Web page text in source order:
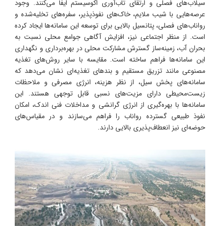
سیلاب‌های فصلی و ارتقای تاب‌آوری اکوسیستم ایفا می‌کنند. وجود
عرصه‌هایی با شیب ملایم، خاک‌های نفوذپذیر، سفره‌های تخلیه‌شده و
رواناب‌های فصلی، پتانسیل بالایی برای توسعه این سامانه‌ها ایجاد کرده
است. از منظر اجتماعی نیز، افزایش آگاهی جوامع محلی نسبت به
بحران آب، زمینه‌ساز گسترش مشارکت محلی در بهره‌برداری و نگهداری
این سامانه‌ها فراهم ساخته است. مقایسه با سایر روش‌های تغذیه
مصنوعی مانند تزریق مستقیم و بندهای تغذیه‌ای نشان می‌دهد که
سامانه‌های پخش سیل، از نظر هزینه، انرژی مصرفی و ملاحظات
زیست‌محیطی دارای مزیت‌های نسبی قابل توجهی هستند. این
سامانه‌ها با بهره‌گیری از انرژی گرانشی و مداخلات فنی اندک، امکان
نفوذ طبیعی گسترده رواناب را فراهم می‌سازند و در مقیاس‌های
حوضه‌ای نیز انعطاف‌پذیری بالایی دارند.